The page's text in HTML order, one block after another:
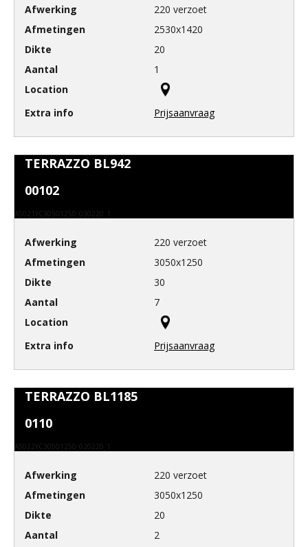
220 verzoet
2530x1420
20
1
Prijsaanvraag
TERRAZZO BL942
00102
A5021YC30501250_030220_1
220 verzoet
3050x1250
30
7
Prijsaanvraag
TERRAZZO BL1185
0110
A5022YC30501250_020220_1
220 verzoet
3050x1250
20
2